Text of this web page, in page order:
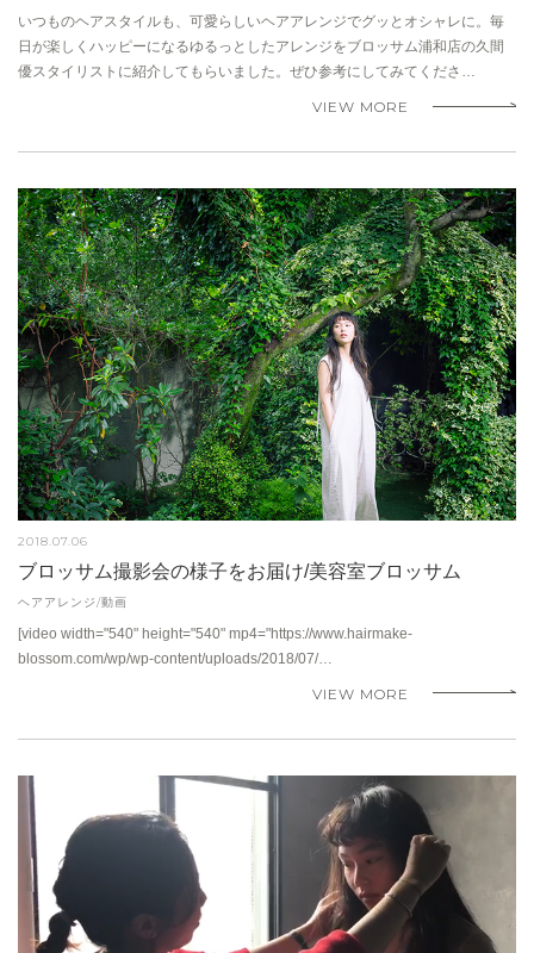
いつものヘアスタイルも、可愛らしいヘアアレンジでグッとオシャレに。毎
日が楽しくハッピーになるゆるっとしたアレンジをブロッサム浦和店の久間
優スタイリストに紹介してもらいました。ぜひ参考にしてみてくださ…
VIEW MORE
2018.07.06
ブロッサム撮影会の様子をお届け/美容室ブロッサム
ヘアアレンジ/動画
[video width="540" height="540" mp4="https://www.hairmake-
blossom.com/wp/wp-content/uploads/2018/07/…
VIEW MORE